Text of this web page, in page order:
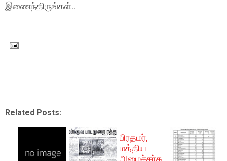
இணைந்திருங்கள்..
Related Posts:
பிரதமர்,
மத்திய
அமைச்சர்க